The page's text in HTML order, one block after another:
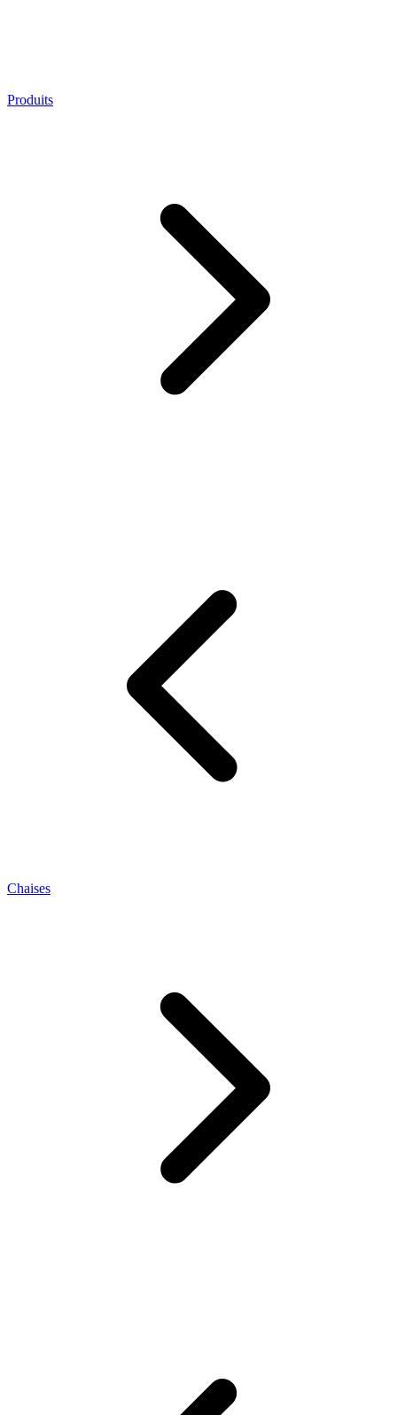
Produits
Chaises